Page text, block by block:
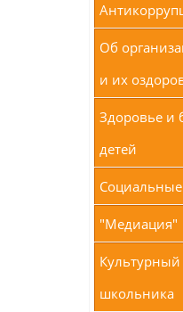
Об
и их
Здоровье и
детей
"Медиация"
школьника